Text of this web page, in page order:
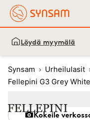
Löydä myymälä
Synsam Urheilulasit
Fellepini G3 Grey
Kokeile
Image1